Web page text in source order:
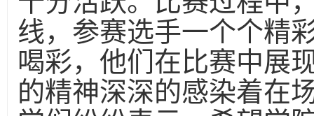
线，参赛选手一个个精
喝彩，他们在比赛中展
的精神深深的感染着在